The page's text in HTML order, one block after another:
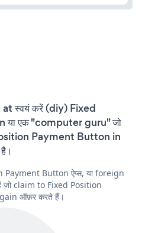
at स्वयं करें (diy) Fixed
एक "computer guru" जो
Payment Button in
Payment Button ऐप्स, या foreign
जो claim to Fixed Position
ऑफ़र करते हैं।